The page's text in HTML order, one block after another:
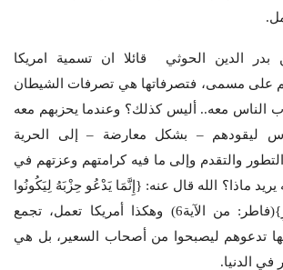
بدر الدين الحوثي قائلا ان تسمية امريكا
على مسمى، فتصرفاتها هي تصرفات الشيطان
الناس معه.. أليس كذلك؟ وعندما يحزبهم معه
ليقودهم – بشكل معارضة – إلى الحرية
والتقدم وإلى ما فيه كرامتهم وعزتهم في
يريد ماذا؟ الله قال عنه: {إِنَّمَا يَدْعُو حِزْبَهُ لِيَكُونُوا
مِنْ أَصْحَابِ السَّعِيرِ}(فاطر: من الآية6) وهكذا أمريكا تعمل، تجمع
تدعوهم ليصبحوا من أصحاب السعير، بل هي
في الدنيا.